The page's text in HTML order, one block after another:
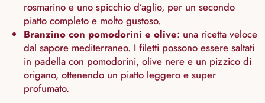
rosmarino e uno spicchio d’aglio, per un secondo
piatto completo e molto gustoso.
Branzino con pomodorini e olive: una ricetta veloce
dal sapore mediterraneo. I filetti possono essere saltati
in padella con pomodorini, olive nere e un pizzico di
origano, ottenendo un piatto leggero e super
profumato.